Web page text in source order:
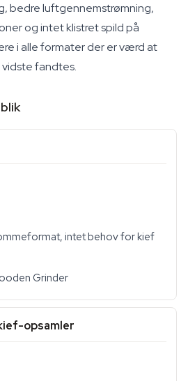
bedre luftgennemstrømning,
og intet klistret spild på
i alle formater der er værd at
fandtes.
intet behov for kief
Grinder
opsamler